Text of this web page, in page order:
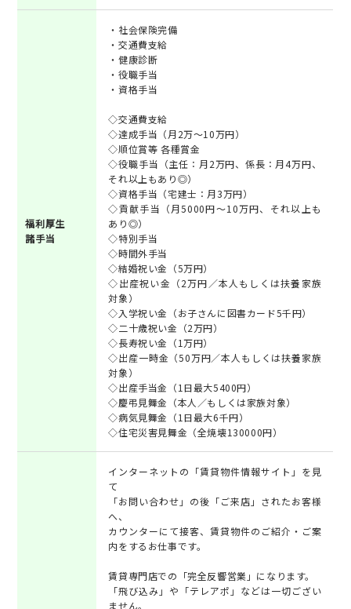
福利厚生
諸手当
・社会保険完備
・交通費支給
・健康診断
・役職手当
・資格手当
◇交通費支給
◇達成手当（月2万～10万円）
◇順位賞等 各種賞金
◇役職手当（主任：月2万円、係長：月4万円、
それ以上もあり◎）
◇資格手当（宅建士：月3万円）
◇貢献手当（月5000円～10万円、それ以上も
あり◎）
◇特別手当
◇時間外手当
◇結婚祝い金（5万円）
◇出産祝い金（2万円／本人もしくは扶養家族
対象）
◇入学祝い金（お子さんに図書カード5千円）
◇二十歳祝い金（2万円）
◇長寿祝い金（1万円）
◇出産一時金（50万円／本人もしくは扶養家族
対象）
◇出産手当金（1日最大5400円）
◇慶弔見舞金（本人／もしくは家族対象）
◇病気見舞金（1日最大6千円）
◇住宅災害見舞金（全焼壊130000円）
インターネットの「賃貸物件情報サイト」を見
て
「お問い合わせ」の後「ご来店」されたお客様
へ、
カウンターにて接客、賃貸物件のご紹介・ご案
内をするお仕事です。
賃貸専門店での「完全反響営業」になります。
「飛び込み」や「テレアポ」などは一切ござい
ません。